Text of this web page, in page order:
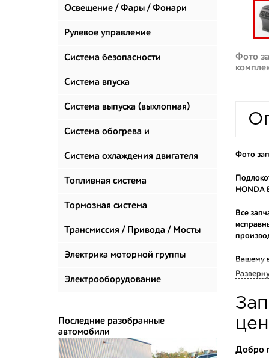
стекол
Освещение / Фары / Фонари
Рулевое управление
Система безопасности
Система впуска
Система выпуска (выхлопная)
Система обогрева и
климатизации
Система охлаждения двигателя
Топливная система
Тормозная система
Трансмиссия / Привода / Мосты
Электрика моторной группы
Электрооборудование
Последние разобранные
автомобили
Фото
Фото
HONDA
Все
Вашему
продаем
Многие
Добро